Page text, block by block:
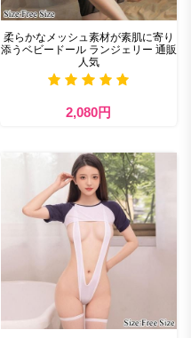
柔らかなメッシュ素材が素肌に寄り
添うベビードール ランジェリー 通販
人気
2,080円